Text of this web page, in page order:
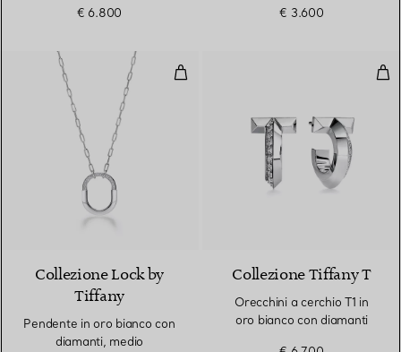
€ 6.800 € 3.600
Pendente in oro bianco con
Collezione Lock by
Tiffany
Pendente in oro bianco con
diamanti, medio
Collezione Tiffany T
Orecchini a cerchio T1 in
oro bianco con diamanti